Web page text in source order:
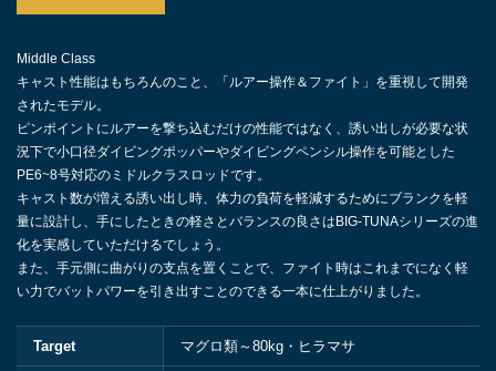
Middle Class
キャスト性能はもちろんのこと、「ルアー操作＆ファイト」を重視して開発
されたモデル。
ピンポイントにルアーを撃ち込むだけの性能ではなく、誘い出しが必要な状
況下で小口径ダイビングポッパーやダイビングペンシル操作を可能とした
PE6~8号対応のミドルクラスロッドです。
キャスト数が増える誘い出し時、体力の負荷を軽減するためにブランクを軽
量に設計し、手にしたときの軽さとバランスの良さはBIG-TUNAシリーズの進
化を実感していただけるでしょう。
また、手元側に曲がりの支点を置くことで、ファイト時はこれまでになく軽
い力でバットパワーを引き出すことのできる一本に仕上がりました。
Target マグロ類～80kg・ヒラマサ